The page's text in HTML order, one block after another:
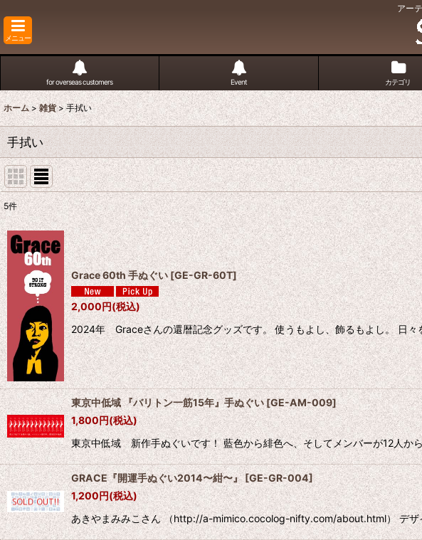
アー
メニュー
for overseas customers Event カテゴリ
ホーム > 雑貨 > 手拭い
手拭い
表示数:
並び順:
5件
Grace 60th 手ぬぐい [GE-GR-60T]
2,000円(税込)
2024年 Graceさんの還暦記念グッズです。 使うもよし、飾るもよし。 日々
東京中低域 『バリトン一筋15年』手ぬぐい[GE-AM-009]
1,800円(税込)
東京中低域 新作手ぬぐいです！ 藍色から緋色へ、そしてメンバーが12人か
GRACE『開運手ぬぐい2014〜紺〜』 [GE-GR-004]
1,200円(税込)
あきやまみみこさん （http://a-mimico.cocolog-nifty.com/about.html） デザ